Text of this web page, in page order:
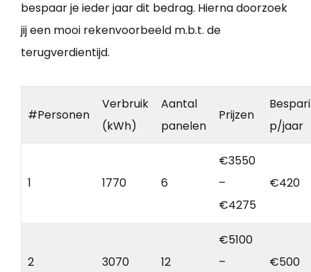
bespaar je ieder jaar dit bedrag. Hierna doorzoek
jij een mooi rekenvoorbeeld m.b.t. de
terugverdientijd.
#Personen
Verbruik
(kWh)
Aantal
panelen
Prijzen
p/jaar
1 1770 6
€3550
–
€4275
€420
2 3070 12
€5100
–
€500